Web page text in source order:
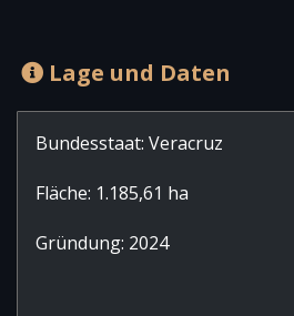
Lage und Daten
Bundesstaat: Veracruz
Fläche: 1.185,61 ha
Gründung: 2024